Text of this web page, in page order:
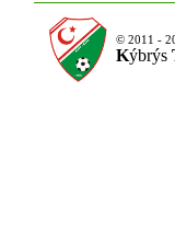
© 2011 -
Kýbrýs